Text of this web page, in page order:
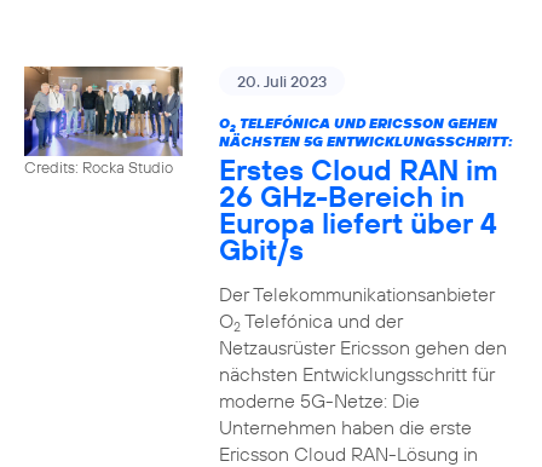
Credits: Rocka Studio
20. Juli 2023
O2TELEFÓNICA UND ERICSSON GEHEN
NÄCHSTEN 5G ENTWICKLUNGSSCHRITT:
Erstes Cloud RAN im
26 GHz-Bereich in
Europa liefert über 4
Gbit/s
Der Telekommunikationsanbieter
O2Telefónica und der
Netzausrüster Ericsson gehen den
nächsten Entwicklungsschritt für
moderne 5G-Netze: Die
Unternehmen haben die erste
Ericsson Cloud RAN-Lösung in